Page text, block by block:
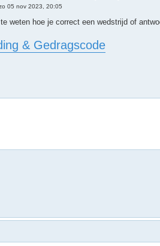
05 nov 2023, 20:05
weten hoe je correct een wedstrijd of
& Gedragscode